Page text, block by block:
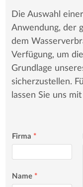
Die Auswahl
Anwendung, der
dem
Verfügung, um
Grundlage
sicherzustellen.
lassen Sie uns
Firma *
Name *